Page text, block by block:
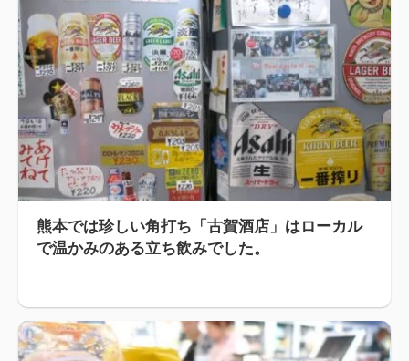
熊本では珍しい角打ち「古賀酒店」はローカル
で温かみのある立ち飲みでした。